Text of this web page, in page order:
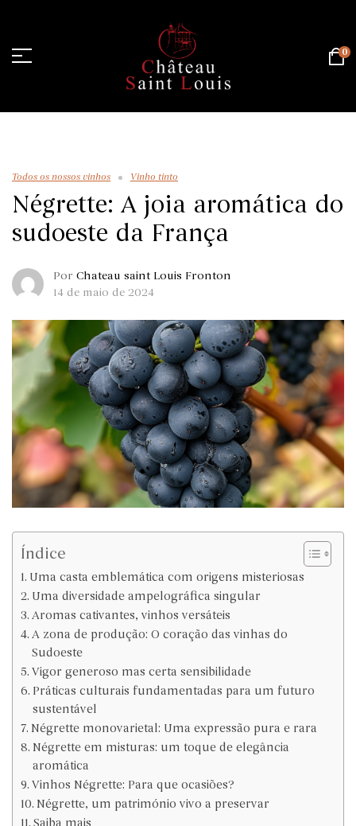
0
Todos os nossos vinhos
Todos os nossos vinhos Vinho tinto
Négrette: A joia aromática do
sudoeste da França
Por Chateau saint Louis Fronton
14 de maio de 2024
Índice
Uma casta emblemática com origens misteriosas
Uma diversidade ampelográfica singular
Aromas cativantes, vinhos versáteis
A zona de produção: O coração das vinhas do
Sudoeste
Vigor generoso mas certa sensibilidade
Práticas culturais fundamentadas para um futuro
sustentável
Négrette monovarietal: Uma expressão pura e rara
Négrette em misturas: um toque de elegância
aromática
Vinhos Négrette: Para que ocasiões?
Négrette, um património vivo a preservar
Saiba mais